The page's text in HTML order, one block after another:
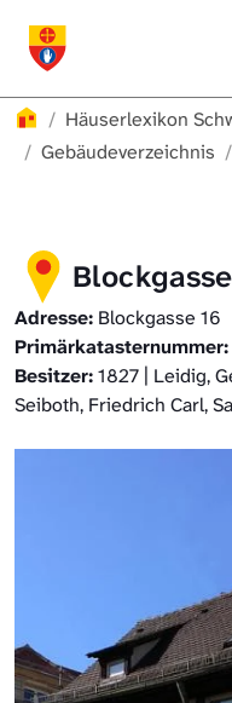
Häuserlexikon
Häuserlexikon
Gebäudeverzeichnis
Adresse: Blockgasse 16
Primärkatasternummer:
Besitzer:1827 | Leidig,
Seiboth, Friedrich Carl,
Häuserlexikon Steinbach
Digitale Nachschlagewerke